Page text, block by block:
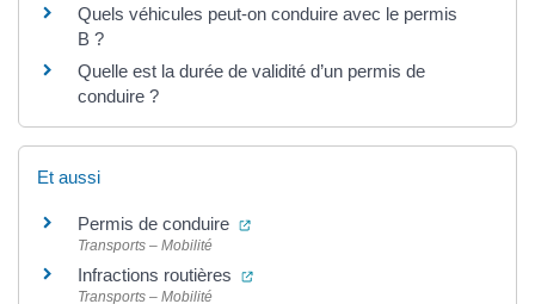
Quels véhicules peut-on conduire avec le permis
B ?
Quelle est la durée de validité d’un permis de
conduire ?
Et aussi
Permis de conduire (ouverture dans un nouvel onglet)
Transports – Mobilité
Infractions routières (ouverture dans un nouvel onglet)
Transports – Mobilité